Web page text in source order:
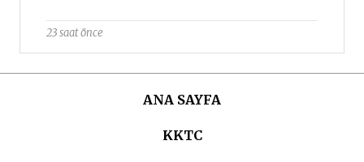
23 saat önce
ANA SAYFA
KKTC